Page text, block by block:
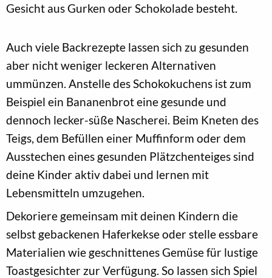
Gesicht aus Gurken oder Schokolade besteht.
Auch viele Backrezepte lassen sich zu gesunden
aber nicht weniger leckeren Alternativen
ummünzen. Anstelle des Schokokuchens ist zum
Beispiel ein Bananenbrot eine gesunde und
dennoch lecker-süße Nascherei. Beim Kneten des
Teigs, dem Befüllen einer Muffinform oder dem
Ausstechen eines gesunden Plätzchenteiges sind
deine Kinder aktiv dabei und lernen mit
Lebensmitteln umzugehen.
Dekoriere gemeinsam mit deinen Kindern die
selbst gebackenen Haferkekse oder stelle essbare
Materialien wie geschnittenes Gemüse für lustige
Toastgesichter zur Verfügung. So lassen sich Spiel